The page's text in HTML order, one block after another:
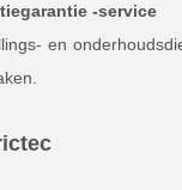
-service
en